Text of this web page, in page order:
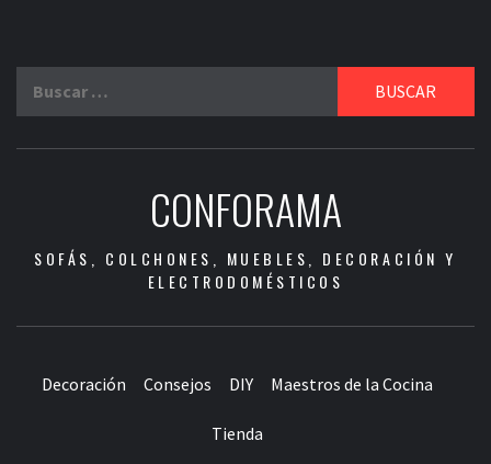
CONFORAMA
SOFÁS, COLCHONES, MUEBLES, DECORACIÓN Y
ELECTRODOMÉSTICOS
Decoración Consejos DIY Maestros de la Cocina
Tienda